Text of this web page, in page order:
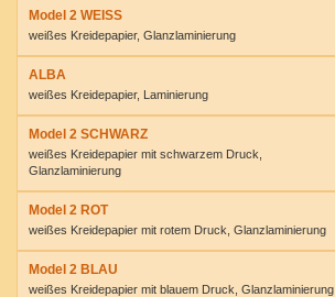
Model 2 WEISS
weißes Kreidepapier, Glanzlaminierung
ALBA
weißes Kreidepapier, Laminierung
Model 2 SCHWARZ
weißes Kreidepapier mit schwarzem Druck,
Glanzlaminierung
Model 2 ROT
weißes Kreidepapier mit rotem Druck, Glanzlaminierung
Model 2 BLAU
weißes Kreidepapier mit blauem Druck, Glanzlaminierung